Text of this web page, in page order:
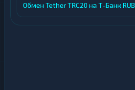
Обмен Tether TRC20 на Т-Банк RUB